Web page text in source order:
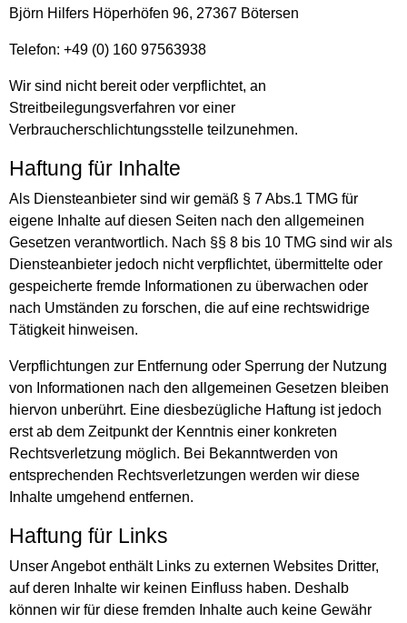
Björn Hilfers Höperhöfen 96, 27367 Bötersen
Telefon: +49 (0) 160 97563938
Wir sind nicht bereit oder verpflichtet, an
Streitbeilegungsverfahren vor einer
Verbraucherschlichtungsstelle teilzunehmen.
Haftung für Inhalte
Als Diensteanbieter sind wir gemäß § 7 Abs.1 TMG für
eigene Inhalte auf diesen Seiten nach den allgemeinen
Gesetzen verantwortlich. Nach §§ 8 bis 10 TMG sind wir als
Diensteanbieter jedoch nicht verpflichtet, übermittelte oder
gespeicherte fremde Informationen zu überwachen oder
nach Umständen zu forschen, die auf eine rechtswidrige
Tätigkeit hinweisen.
Verpflichtungen zur Entfernung oder Sperrung der Nutzung
von Informationen nach den allgemeinen Gesetzen bleiben
hiervon unberührt. Eine diesbezügliche Haftung ist jedoch
erst ab dem Zeitpunkt der Kenntnis einer konkreten
Rechtsverletzung möglich. Bei Bekanntwerden von
entsprechenden Rechtsverletzungen werden wir diese
Inhalte umgehend entfernen.
Haftung für Links
Unser Angebot enthält Links zu externen Websites Dritter,
auf deren Inhalte wir keinen Einfluss haben. Deshalb
können wir für diese fremden Inhalte auch keine Gewähr